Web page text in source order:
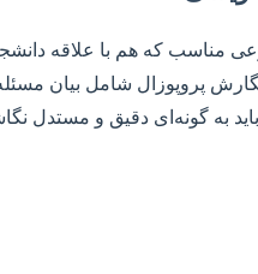
که هم با علاقه دانشجو
پروپوزال شامل بیان
به گونه‌ای دقیق و مستدل